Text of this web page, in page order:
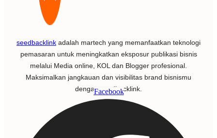
seedbacklink adalah martech yang memanfaatkan teknologi
pemasaran untuk meningkatkan eksposur publikasi bisnis
melalui Media online, KOL dan Blogger profesional.
Maksimalkan jangkauan dan visibilitas brand bisnismu
dengan seedbacklink.
Facebook